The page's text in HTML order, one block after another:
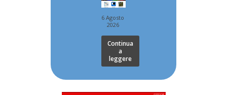
6 Agosto
2026
Continua
a
leggere